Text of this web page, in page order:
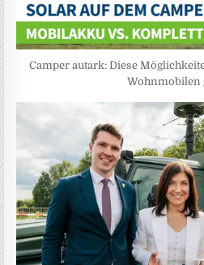
Camper autark: Diese
Wohnmobilen